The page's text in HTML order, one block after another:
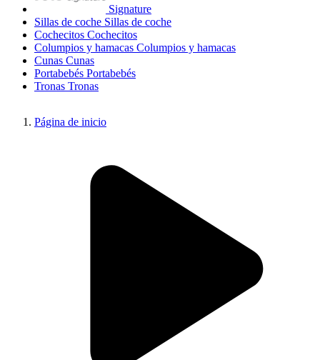
Signature
Sillas de coche Sillas de coche
Cochecitos Cochecitos
Columpios y hamacas Columpios y hamacas
Cunas Cunas
Portabebés Portabebés
Tronas Tronas
Página de inicio